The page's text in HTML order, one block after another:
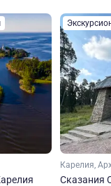
Сказания